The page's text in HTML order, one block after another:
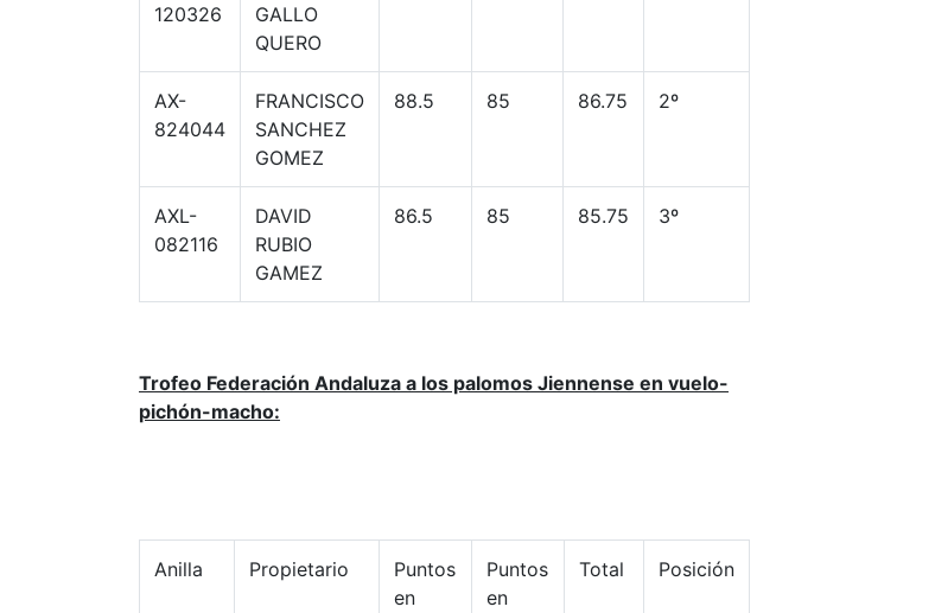
120326
GALLO
QUERO
AX-
824044
FRANCISCO
SANCHEZ
GOMEZ
88.5 85 86.75 2º
AXL-
082116
DAVID
RUBIO
GAMEZ
86.5 85 85.75 3º
Trofeo Federación Andaluza a los palomos Jiennense en vuelo-
pichón-macho:
Anilla Propietario
Puntos
en
Puntos
en
Total Posición